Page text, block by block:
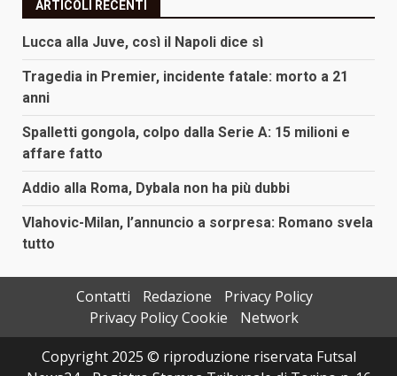
ARTICOLI RECENTI
Lucca alla Juve, così il Napoli dice sì
Tragedia in Premier, incidente fatale: morto a 21
anni
Spalletti gongola, colpo dalla Serie A: 15 milioni e
affare fatto
Addio alla Roma, Dybala non ha più dubbi
Vlahovic-Milan, l’annuncio a sorpresa: Romano svela
tutto
Contatti Redazione
Privacy Policy
Privacy Policy Cookie
Network
Copyright 2025 © riproduzione riservata Futsal